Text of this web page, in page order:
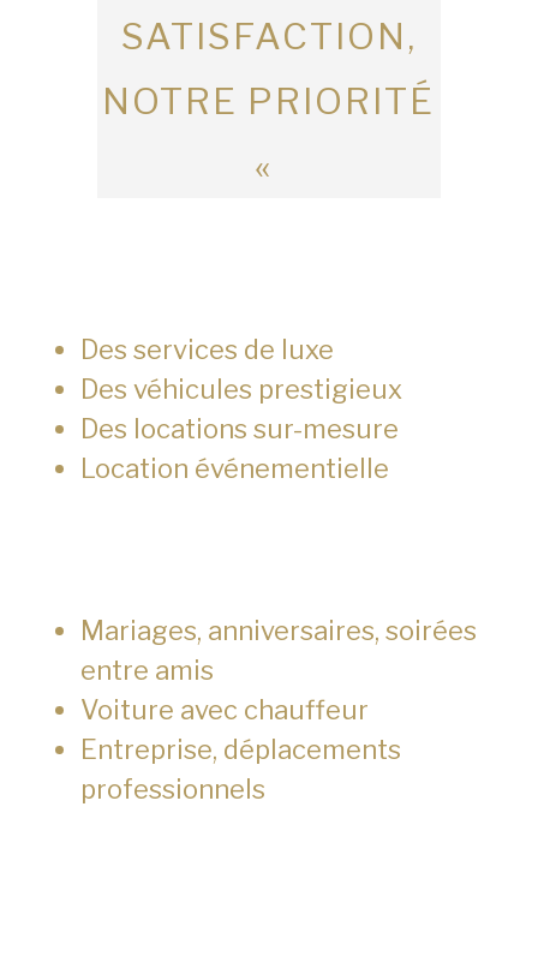
SATISFACTION,
NOTRE PRIORITÉ
«
Des services de luxe
Des véhicules prestigieux
Des locations sur-mesure
Location événementielle
Mariages, anniversaires, soirées
entre amis
Voiture avec chauffeur
Entreprise, déplacements
professionnels